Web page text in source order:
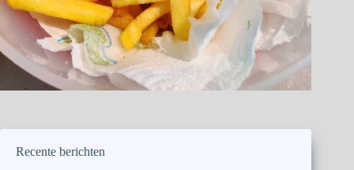
Recente berichten